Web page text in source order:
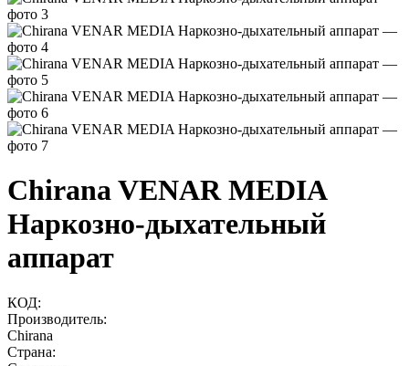
Chirana VENAR MEDIA
Наркозно-дыхательный
аппарат
КОД:
Производитель:
Chirana
Страна: